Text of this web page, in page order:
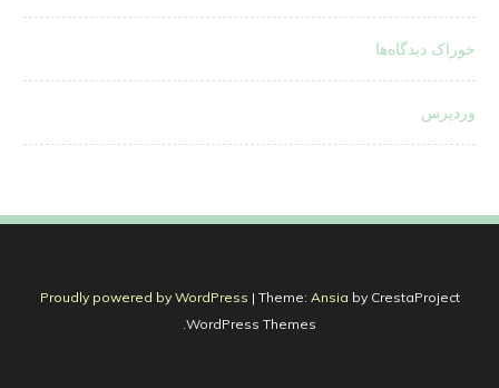
خوراک دیدگاه‌ها
وردپرس
Proudly powered by WordPress | Theme: Ansia by CrestaProject
WordPress Themes.